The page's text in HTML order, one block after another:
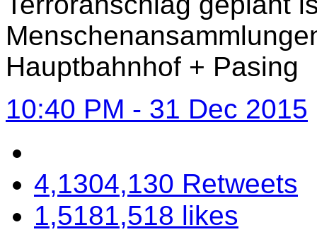
Hauptbahnhof + Pasing
10:40 PM - 31 Dec 2015
4,1304,130 Retweets
1,5181,518 likes